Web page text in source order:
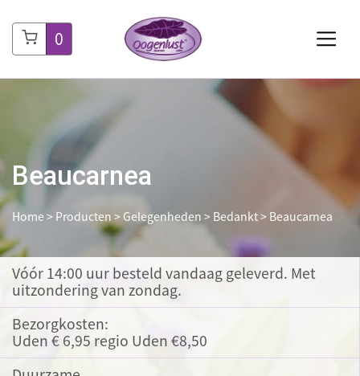
0
Beaucarnea
Home> Producten>Gelegenheden>Bedankt>Beaucarnea
Vóór 14:00 uur besteldvandaag geleverd. Met
uitzondering van zondag.
Bezorgkosten:
Uden € 6,95 regio Uden €8,50